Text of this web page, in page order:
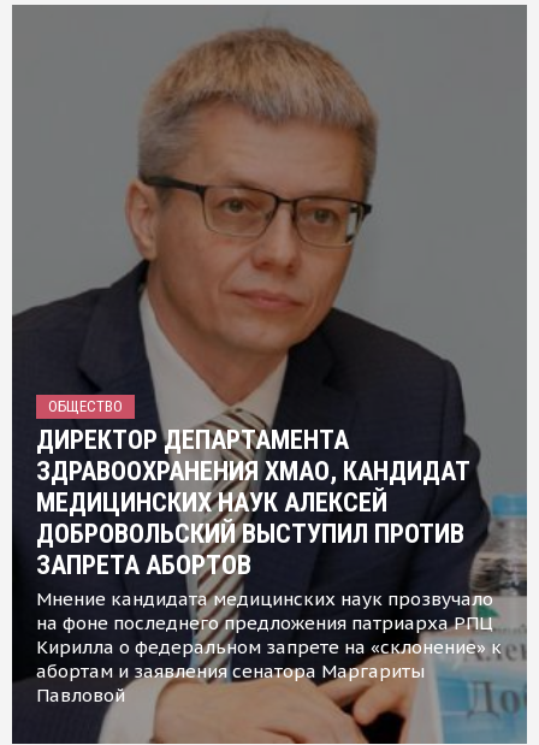
ОБЩЕСТВО
ДИРЕКТОР ДЕПАРТАМЕНТА
ЗДРАВООХРАНЕНИЯ ХМАО, КАНДИДАТ
МЕДИЦИНСКИХ НАУК АЛЕКСЕЙ
ДОБРОВОЛЬСКИЙ ВЫСТУПИЛ ПРОТИВ
ЗАПРЕТА АБОРТОВ
Мнение кандидата медицинских наук прозвучало
на фоне последнего предложения патриарха РПЦ
Кирилла о федеральном запрете на «склонение» к
абортам и заявления сенатора Маргариты
Павловой